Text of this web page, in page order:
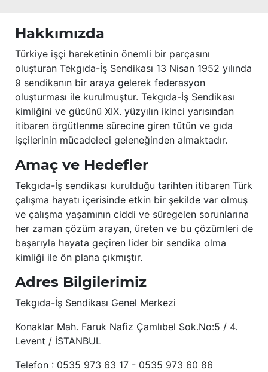
Hakkımızda
Türkiye işçi hareketinin önemli bir parçasını
oluşturan Tekgıda-İş Sendikası 13 Nisan 1952 yılında
9 sendikanın bir araya gelerek federasyon
oluşturması ile kurulmuştur. Tekgıda-İş Sendikası
kimliğini ve gücünü XIX. yüzyılın ikinci yarısından
itibaren örgütlenme sürecine giren tütün ve gıda
işçilerinin mücadeleci geleneğinden almaktadır.
Amaç ve Hedefler
Tekgıda-İş sendikası kurulduğu tarihten itibaren Türk
çalışma hayatı içerisinde etkin bir şekilde var olmuş
ve çalışma yaşamının ciddi ve süregelen sorunlarına
her zaman çözüm arayan, üreten ve bu çözümleri de
başarıyla hayata geçiren lider bir sendika olma
kimliği ile ön plana çıkmıştır.
Adres Bilgilerimiz
Tekgıda-İş Sendikası Genel Merkezi
Konaklar Mah. Faruk Nafiz Çamlıbel Sok.No:5 / 4.
Levent / İSTANBUL
Telefon : 0535 973 63 17 - 0535 973 60 86